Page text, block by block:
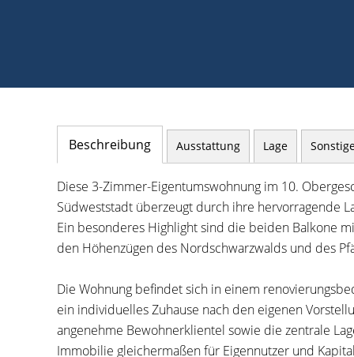
Beschreibung Ausstattung Lage
Diese 3-Zimmer-Eigentumswohnung im 10.
Südweststadt überzeugt durch ihre hervorragende
Ein besonderes Highlight sind die beiden Balkone
den Höhenzügen des Nordschwarzwalds und des
Die Wohnung befindet sich in einem
ein individuelles Zuhause nach den eigenen
angenehme Bewohnerklientel sowie die zentrale
Immobilie gleichermaßen für Eigennutzer und